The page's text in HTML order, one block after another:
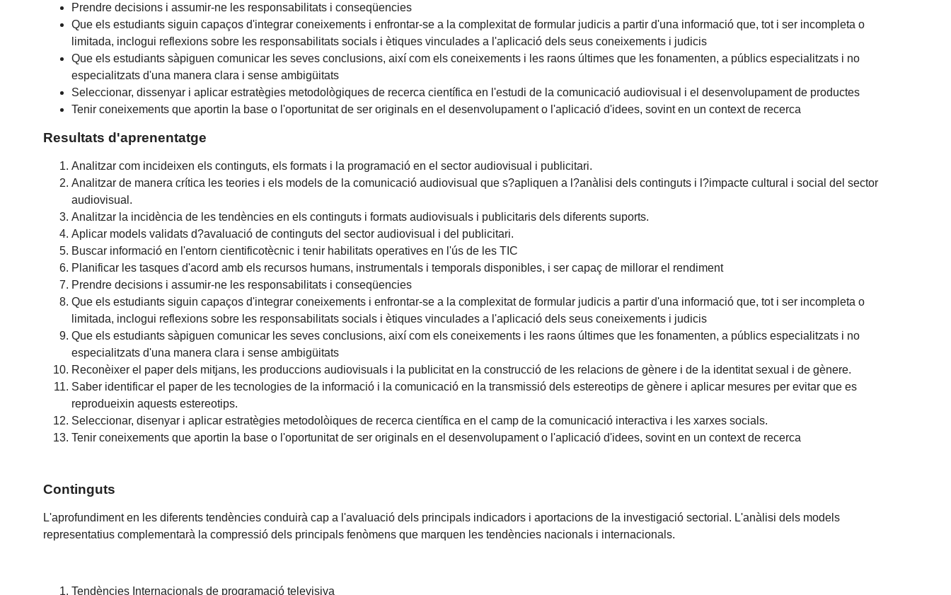
Prendre decisions i assumir-ne les responsabilitats i conseqüencies
Que els estudiants siguin capaços d'integrar coneixements i enfrontar-se a la complexitat de formular judicis a partir d'una informació que, tot i ser incompleta o
limitada, inclogui reflexions sobre les responsabilitats socials i ètiques vinculades a l'aplicació dels seus coneixements i judicis
Que els estudiants sàpiguen comunicar les seves conclusions, així com els coneixements i les raons últimes que les fonamenten, a públics especialitzats i no
especialitzats d'una manera clara i sense ambigüitats
Seleccionar, dissenyar i aplicar estratègies metodològiques de recerca científica en l'estudi de la comunicació audiovisual i el desenvolupament de productes
Tenir coneixements que aportin la base o l'oportunitat de ser originals en el desenvolupament o l'aplicació d'idees, sovint en un context de recerca
Resultats d'aprenentatge
Analitzar com incideixen els continguts, els formats i la programació en el sector audiovisual i publicitari.
Analitzar de manera crítica les teories i els models de la comunicació audiovisual que s?apliquen a l?anàlisi dels continguts i l?impacte cultural i social del sector
audiovisual.
Analitzar la incidència de les tendències en els continguts i formats audiovisuals i publicitaris dels diferents suports.
Aplicar models validats d?avaluació de continguts del sector audiovisual i del publicitari.
Buscar informació en l'entorn cientificotècnic i tenir habilitats operatives en l'ús de les TIC
Planificar les tasques d'acord amb els recursos humans, instrumentals i temporals disponibles, i ser capaç de millorar el rendiment
Prendre decisions i assumir-ne les responsabilitats i conseqüencies
Que els estudiants siguin capaços d'integrar coneixements i enfrontar-se a la complexitat de formular judicis a partir d'una informació que, tot i ser incompleta o
limitada, inclogui reflexions sobre les responsabilitats socials i ètiques vinculades a l'aplicació dels seus coneixements i judicis
Que els estudiants sàpiguen comunicar les seves conclusions, així com els coneixements i les raons últimes que les fonamenten, a públics especialitzats i no
especialitzats d'una manera clara i sense ambigüitats
Reconèixer el paper dels mitjans, les produccions audiovisuals i la publicitat en la construcció de les relacions de gènere i de la identitat sexual i de gènere.
Saber identificar el paper de les tecnologies de la informació i la comunicació en la transmissió dels estereotips de gènere i aplicar mesures per evitar que es
reprodueixin aquests estereotips.
Seleccionar, disenyar i aplicar estratègies metodolòiques de recerca científica en el camp de la comunicació interactiva i les xarxes socials.
Tenir coneixements que aportin la base o l'oportunitat de ser originals en el desenvolupament o l'aplicació d'idees, sovint en un context de recerca
Continguts
L'aprofundiment en les diferents tendències conduirà cap a l'avaluació dels principals indicadors i aportacions de la investigació sectorial. L'anàlisi dels models
representatius complementarà la compressió dels principals fenòmens que marquen les tendències nacionals i internacionals.
Tendències Internacionals de programació televisiva